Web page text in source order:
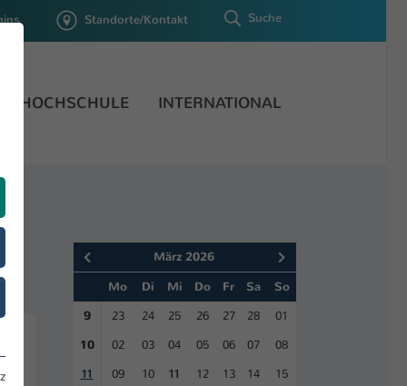
Standorte/Kontakt Suche
HOCHSCHULE INTERNATIONAL
März 2026
Mo
Di Mi Do Fr Sa
So
9
23 24 25 26 27 28 01
10 02 03 04 05 06 07
08
11
09 10 11 12 13 14
15